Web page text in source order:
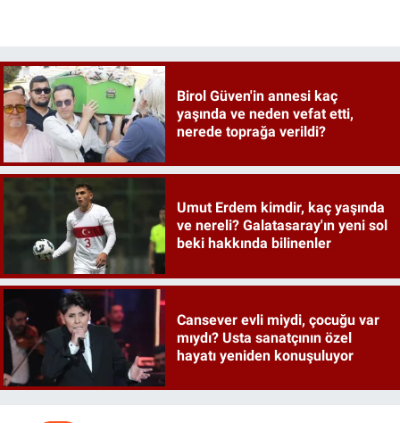
Birol Güven'in annesi kaç
yaşında ve neden vefat etti,
nerede toprağa verildi?
Umut Erdem kimdir, kaç yaşında
ve nereli? Galatasaray'ın yeni sol
beki hakkında bilinenler
Cansever evli miydi, çocuğu var
mıydı? Usta sanatçının özel
hayatı yeniden konuşuluyor